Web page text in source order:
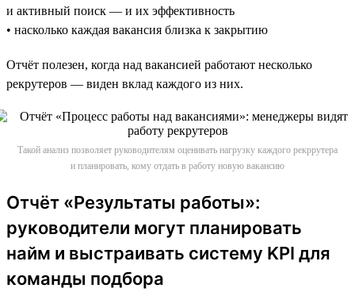
и активный поиск — и их эффективность
• насколько каждая вакансия близка к закрытию
Отчёт полезен, когда над вакансией работают несколько
рекрутеров — виден вклад каждого из них.
Такой анализ позволяет руководителям оценивать нагрузку каждого рекррутера
и планировать, кому отдать в работу новую вакансию
Отчёт «Результаты работы»:
руководители могут планировать
найм и выстраивать систему KPI для
команды подбора